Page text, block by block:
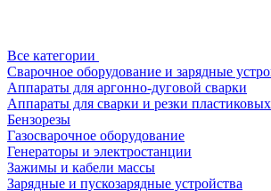
Все категории
Сварочное оборудование и зарядные
Аппараты для аргонно-дуговой сварки
Аппараты для сварки и резки
Бензорезы
Газосварочное оборудование
Генераторы и электростанции
Зажимы и кабели массы
Зарядные и пускозарядные устройства